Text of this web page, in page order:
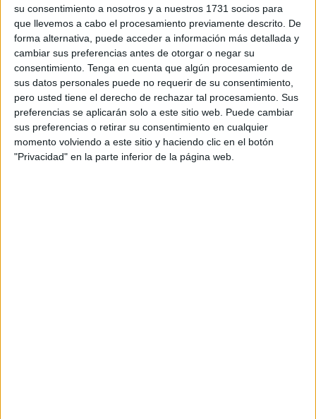
su consentimiento a nosotros y a nuestros 1731 socios para
que llevemos a cabo el procesamiento previamente descrito. De
forma alternativa, puede acceder a información más detallada y
cambiar sus preferencias antes de otorgar o negar su
consentimiento. Tenga en cuenta que algún procesamiento de
sus datos personales puede no requerir de su consentimiento,
pero usted tiene el derecho de rechazar tal procesamiento. Sus
preferencias se aplicarán solo a este sitio web. Puede cambiar
sus preferencias o retirar su consentimiento en cualquier
momento volviendo a este sitio y haciendo clic en el botón
"Privacidad" en la parte inferior de la página web.
Publicado en: Para madres y padres,Verano
Etiquetado
como:edades,lectura en vacaciones,lectura recomendada,
libros, libros infantiles,libros para niños,para padres y madres
recomendaciones,vacaciones,vacaciones de verano,verano
17 MARZO, 2020 PORMARÍA
Las tareas del hogar para los niños